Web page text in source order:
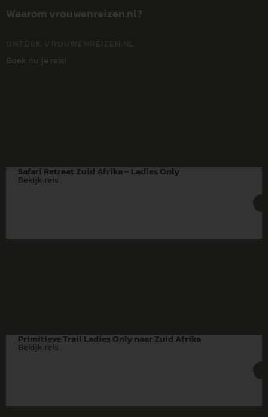
Waarom vrouwenreizen.nl?
Boek nu je reis!
Safari Retreat Zuid Afrika – Ladies Only
Bekijk reis
Primitieve Trail Ladies Only naar Zuid Afrika
Bekijk reis